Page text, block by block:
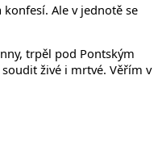
Ale v jednotě se
trpěl pod Pontským
živé i mrtvé. Věřím v